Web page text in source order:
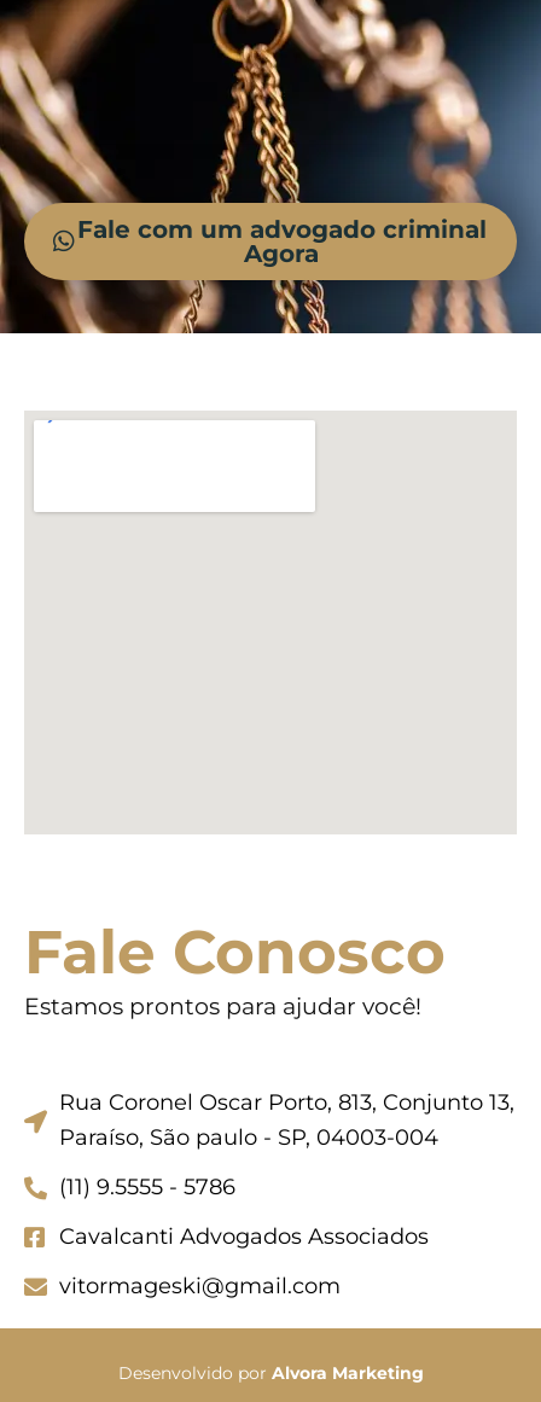
Fale com um advogado criminal
Agora
Fale Conosco
Estamos prontos para ajudar você!
Rua Coronel Oscar Porto, 813, Conjunto 13,
Paraíso, São paulo - SP, 04003-004
(11) 9.5555 - 5786
Cavalcanti Advogados Associados
vitormageski@gmail.com
Desenvolvido por Alvora Marketing